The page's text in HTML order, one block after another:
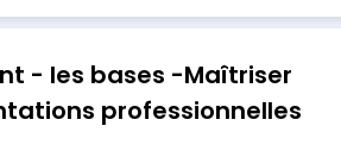
- les bases -Maîtriser
professionnelles